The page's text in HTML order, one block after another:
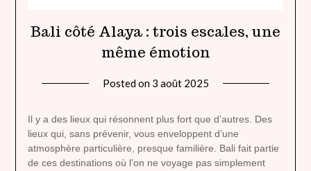
Bali côté Alaya : trois escales, une
même émotion
Posted on 3 août 2025
heavenly
Il y a des lieux qui résonnent plus fort que d’autres. Des
lieux qui, sans prévenir, vous enveloppent d’une
atmosphère particulière, presque familière. Bali fait partie
de ces destinations où l’on ne voyage pas simplement